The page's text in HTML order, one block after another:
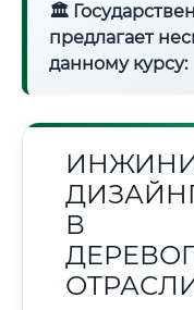
🏛
предлагает
данному курсу:
В